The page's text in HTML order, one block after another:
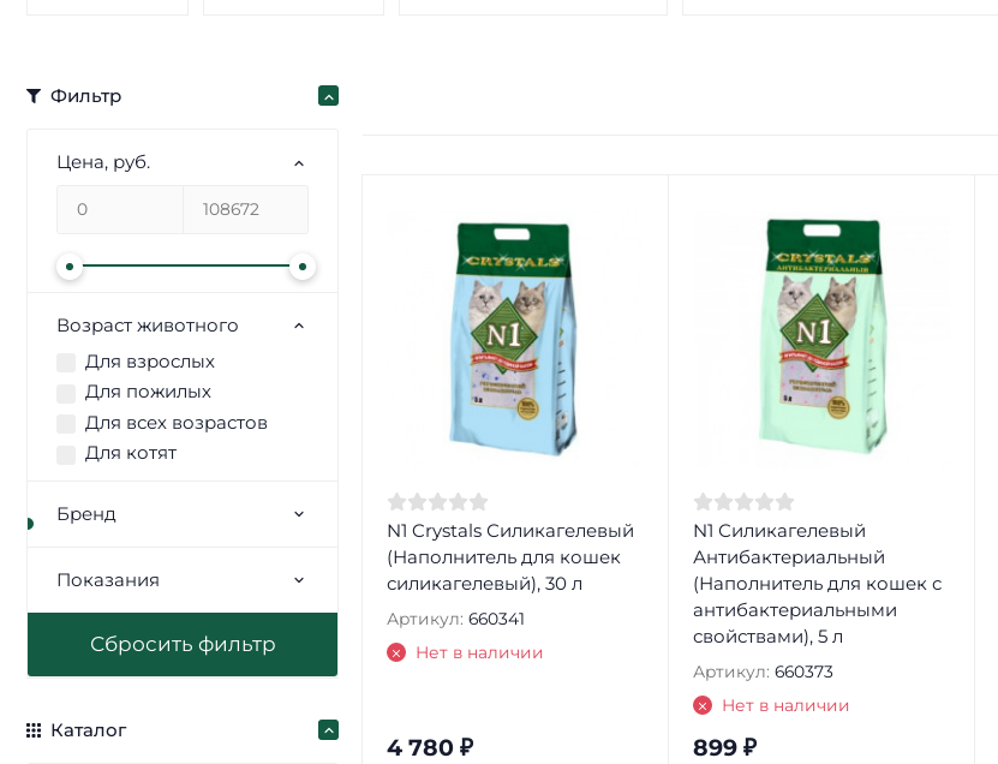
Фильтр
Цена, руб.
Возраст животного
Для взрослых
Для пожилых
Для всех возрастов
Для котят
Бренд
Показания
Каталог
N1 Crystals Силикагелевый
(Наполнитель для кошек
силикагелевый), 30 л
Артикул: 660341
Нет в наличии
4 780 ₽
N1 Силикагелевый
Антибактериальный
(Наполнитель для кошек с
антибактериальными
свойствами), 5 л
Артикул: 660373
Нет в наличии
899 ₽